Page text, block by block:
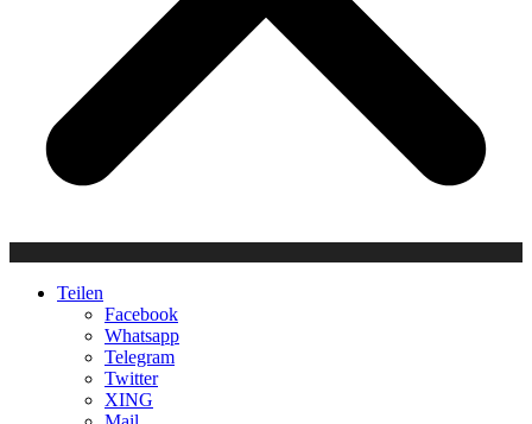
Teilen
Facebook
Whatsapp
Telegram
Twitter
XING